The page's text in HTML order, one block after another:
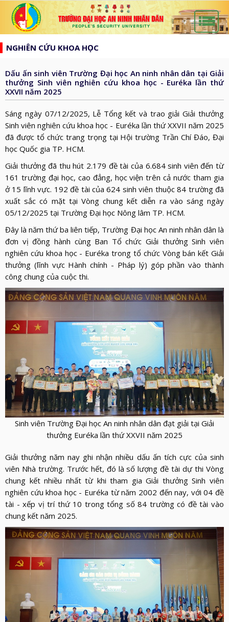
list
search
CHỦ
GIỚI
THIỆU
HƯỚNG
TỚI
BẦU
CỬ
VÀ
HĐND
TẠP
CHÍ
AN
NINH
NHÂN
DÂN
TIN
TỨC
TẠO
NGHIÊN
CỨU
KHOA
HỌC
XÂY
DỰNG
LỰC
LƯỢNG
VIỆN
ẢNH
THƯ
VIỆN
VIDEO
LIÊN
HỆ
NGHIÊN CỨU KHOA HỌC
Dấu ấn sinh viên Trường Đại học An ninh nhân dân tại Giải
thưởng Sinh viên nghiên cứu khoa học - Euréka lần thứ
XXVII năm 2025
Sáng ngày 07/12/2025, Lễ Tổng kết và trao giải Giải thưởng
Sinh viên nghiên cứu khoa học - Euréka lần thứ XXVII năm 2025
đã được tổ chức trang trọng tại Hội trường Trần Chí Đáo, Đại
học Quốc gia TP. HCM.
Giải thưởng đã thu hút 2.179 đề tài của 6.684 sinh viên đến từ
161 trường đại học, cao đẳng, học viện trên cả nước tham gia
ở 15 lĩnh vực. 192 đề tài của 624 sinh viên thuộc 84 trường đã
xuất sắc có mặt tại Vòng chung kết diễn ra vào sáng ngày
05/12/2025 tại Trường Đại học Nông lâm TP. HCM.
Đây là năm thứ ba liên tiếp, Trường Đại học An ninh nhân dân là
đơn vị đồng hành cùng Ban Tổ chức Giải thưởng Sinh viên
nghiên cứu khoa học - Euréka trong tổ chức Vòng bán kết Giải
thưởng (lĩnh vực Hành chính - Pháp lý) góp phần vào thành
công chung của cuộc thi.
Sinh viên Trường Đại học An ninh nhân dân đạt giải tại Giải
thưởng Euréka lần thứ XXVII năm 2025
Giải thưởng năm nay ghi nhận nhiều dấu ấn tích cực của sinh
viên Nhà trường. Trước hết, đó là số lượng đề tài dự thi Vòng
chung kết nhiều nhất từ khi tham gia Giải thưởng Sinh viên
nghiên cứu khoa học - Euréka từ năm 2002 đến nay, với 04 đề
tài - xếp vị trí thứ 10 trong tổng số 84 trường có đề tài vào
chung kết năm 2025.